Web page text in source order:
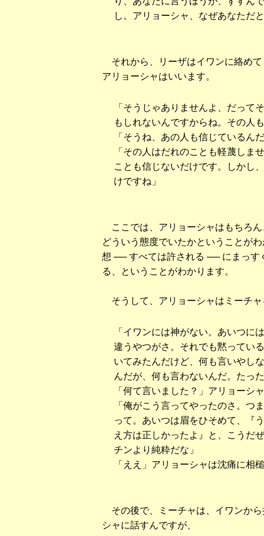
し。アリョーシャ、なぜあなただ
それから、リーザはイワンに絡め
アリョーシャはいいます。
「そうじゃありませんよ、だって
もしれないんですからね。その人
「そうね、あの人も信じているん
「その人はだれのことも軽蔑しま
ことも信じないだけです。しかし
けですね」
ここでは、アリョーシャはもちろ
どういう態度でいたかということが
想 ── すべては許される ── にまっす
る、ということがわかります。
そうして、アリョーシャはミーチャ
「イワンには神がない。あいつに
違うやつがさ。それでも黙ってい
いてみたんだけど、何も言いやし
んだが、何も言わないんだ。たっ
「何て言いました？」アリョーシ
「俺がこう言ってやったのさ。つ
って。あいつは眉をひそめて、『
え方は正しかったよ』と、こうだ
チンより純粋だな」
「ええ」アリョーシャは沈痛に相
その後で、ミーチャは、イワンか
シャに話すんですが、